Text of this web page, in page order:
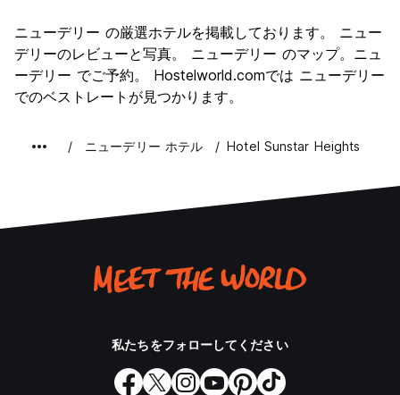
文化
7.9
ナイトライフ
6.1
コストパフォーマンス
ニューデリー の厳選ホテルを掲載しております。 ニュー
デリーのレビューと写真。 ニューデリー のマップ。ニュ
ーデリー でご予約。 Hostelworld.comでは ニューデリー
でのベストレートが見つかります。
ニューデリー ホテル Hotel Sunstar Heights
私たちをフォローしてください